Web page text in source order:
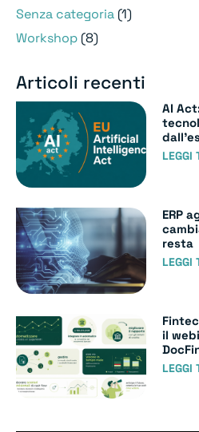
Senza categoria (1)
Workshop (8)
Articoli recenti
AI
LEGGI
ERP
resta
LEGGI
il
LEGGI